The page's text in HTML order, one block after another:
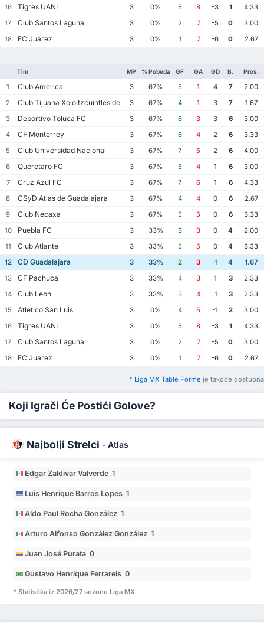
16
Tigres UANL 3 0% 5 8 -3 1
4.33
17
Club Santos Laguna 3 0% 2 7 -5 0
3.00
18
FC Juarez 3 0% 1 7 -6 0 2.67
Tim MP % Pobeda GF GA GD B. Pros.
1 Club America 3 67% 5 1 4 7
2.00
2
Club Tijuana Xoloitzcuintles de Caliente
3 67% 4 1 3 7
1.67
3
Deportivo Toluca FC 3 67% 6 3 3 6
3.00
4
CF Monterrey 3 67% 6 4 2 6
3.33
5
Club Universidad Nacional 3 67% 7 5 2 6
4.00
6
Queretaro FC 3 67% 5 4 1 6
3.00
7
Cruz Azul FC 3 67% 7 6 1 6
4.33
8
CSyD Atlas de Guadalajara 3 67% 4 4 0 6
2.67
9
Club Necaxa 3 67% 5 5 0 6
3.33
10
Puebla FC 3 33% 3 3 0 4
2.00
11
Club Atlante 3 33% 5 5 0 4
3.33
12
CD Guadalajara 3 33% 2 3 -1 4
1.67
13
CF Pachuca 3 33% 4 3 1 3
2.33
14
Club Leon 3 33% 3 4 -1 3
2.33
15
Atletico San Luis 3 0% 4 5 -1 2
3.00
16
Tigres UANL 3 0% 5 8 -3 1
4.33
17
Club Santos Laguna 3 0% 2 7 -5 0
3.00
18
FC Juarez 3 0% 1 7 -6 0 2.67
* Liga MX Table Forme je takođe dostupna
Koji Igrači Će Postići Golove?
Najbolji Strelci - Atlas
Edgar Zaldivar Valverde 1
Luis Henrique Barros Lopes 1
Aldo Paul Rocha González 1
Arturo Alfonso González González 1
Juan José Purata 0
Gustavo Henrique Ferrareis 0
* Statistika iz 2026/27 sezone Liga MX